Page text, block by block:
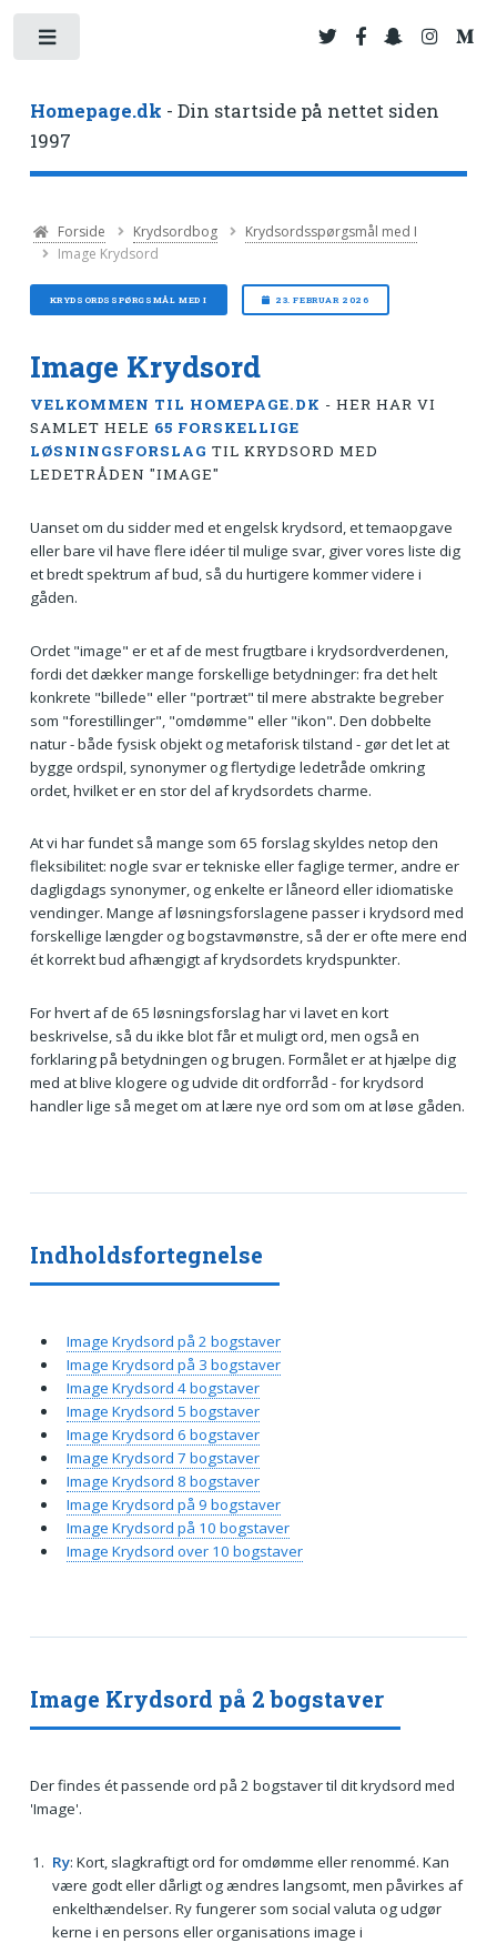
Homepage.dk - Din startside på nettet siden
1997
Forside Krydsordbog
Krydsordsspørgsmål med I
Image Krydsord
KRYDSORDSSPØRGSMÅL MED I 23. FEBRUAR 2026
Image Krydsord
VELKOMMEN TIL HOMEPAGE.DK - HER HAR VI
SAMLET HELE 65 FORSKELLIGE
LØSNINGSFORSLAG TIL KRYDSORD MED
LEDETRÅDEN "IMAGE"
Uanset om du sidder med et engelsk krydsord, et temaopgave
eller bare vil have flere idéer til mulige svar, giver vores liste dig
et bredt spektrum af bud, så du hurtigere kommer videre i
gåden.
Ordet "image" er et af de mest frugtbare i krydsordverdenen,
fordi det dækker mange forskellige betydninger: fra det helt
konkrete "billede" eller "portræt" til mere abstrakte begreber
som "forestillinger", "omdømme" eller "ikon". Den dobbelte
natur - både fysisk objekt og metaforisk tilstand - gør det let at
bygge ordspil, synonymer og flertydige ledetråde omkring
ordet, hvilket er en stor del af krydsordets charme.
At vi har fundet så mange som 65 forslag skyldes netop den
fleksibilitet: nogle svar er tekniske eller faglige termer, andre er
dagligdags synonymer, og enkelte er låneord eller idiomatiske
vendinger. Mange af løsningsforslagene passer i krydsord med
forskellige længder og bogstavmønstre, så der er ofte mere end
ét korrekt bud afhængigt af krydsordets krydspunkter.
For hvert af de 65 løsningsforslag har vi lavet en kort
beskrivelse, så du ikke blot får et muligt ord, men også en
forklaring på betydningen og brugen. Formålet er at hjælpe dig
med at blive klogere og udvide dit ordforråd - for krydsord
handler lige så meget om at lære nye ord som om at løse gåden.
Image Krydsord på 2 bogstaver
Der findes ét passende ord på 2 bogstaver til dit krydsord med
'Image'.
Ry: Kort, slagkraftigt ord for omdømme eller renommé. Kan
være godt eller dårligt og ændres langsomt, men påvirkes af
enkelthændelser. Ry fungerer som social valuta og udgør
kerne i en persons eller organisations image i
Indholdsfortegnelse
Image Krydsord på 2 bogstaver
Image Krydsord på 3 bogstaver
Image Krydsord 4 bogstaver
Image Krydsord 5 bogstaver
Image Krydsord 6 bogstaver
Image Krydsord 7 bogstaver
Image Krydsord 8 bogstaver
Image Krydsord på 9 bogstaver
Image Krydsord på 10 bogstaver
Image Krydsord over 10 bogstaver